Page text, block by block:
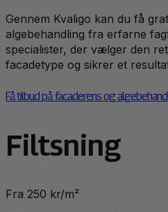
Gennem Kvaligo kan du få
algebehandling fra erfarne
specialister, der vælger den
facadetype og sikrer et
Få tilbud på facaderens og
Filtsning
Fra 250 kr/m²